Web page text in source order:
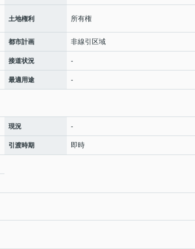
土地権利 所有権
都市計画 非線引区域
接道状況 -
最適用途 -
現況 -
引渡時期 即時